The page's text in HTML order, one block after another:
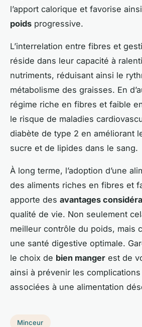
l’apport calorique et favorise
poids progressive.
L’interrelation entre fibres et
réside dans leur capacité à
nutriments, réduisant ainsi le
métabolisme des graisses. En
régime riche en fibres et faible
le risque de maladies
diabète de type 2 en améliorant
sucre et de lipides dans le sang.
À long terme, l’adoption d’une
des aliments riches en fibres et
apporte des avantages
qualité de vie. Non seulement
meilleur contrôle du poids, mais
une santé digestive optimale.
le choix de bien manger est de
ainsi à prévenir les
associées à une alimentation
Minceur